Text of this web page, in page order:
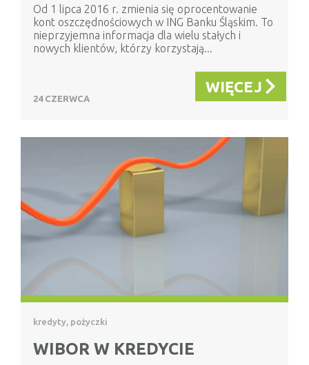
Od 1 lipca 2016 r. zmienia się oprocentowanie
kont oszczędnościowych w ING Banku Śląskim. To
nieprzyjemna informacja dla wielu stałych i
nowych klientów, którzy korzystają...
24 CZERWCA
WIĘCEJ
kredyty, pożyczki
WIBOR W KREDYCIE